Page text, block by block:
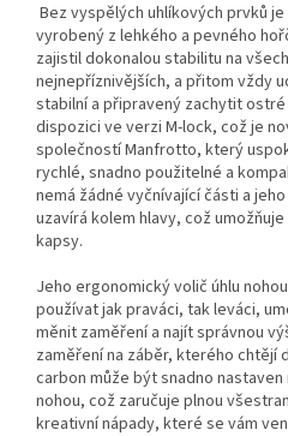
Bez vyspělých uhlíkových prvků
vyrobený z lehkého a pevného
zajistil dokonalou stabilitu na
nejnepříznivějších, a přitom vždy
stabilní a připravený zachytit
dispozici ve verzi M-lock, což je
společností Manfrotto, který
rychlé, snadno použitelné a
nemá žádné vyčnívající části a
uzavírá kolem hlavy, což
kapsy.
Jeho ergonomický volič úhlu
používat jak praváci, tak leváci,
měnit zaměření a najít správnou
zaměření na záběr, kterého chtějí
carbon může být snadno
nohou, což zaručuje plnou
kreativní nápady, které se vám